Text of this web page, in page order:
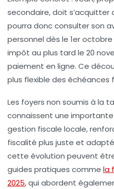
secondaire, doit s’acquitter
pourra donc consulter son
personnel dès le 1er octobre
impôt au plus tard le 20
paiement en ligne. Ce
plus flexible des échéances
Les foyers non soumis à la
connaissent une
gestion fiscale locale,
fiscalité plus juste et
cette évolution peuvent
guides pratiques comme la
2025, qui abordent